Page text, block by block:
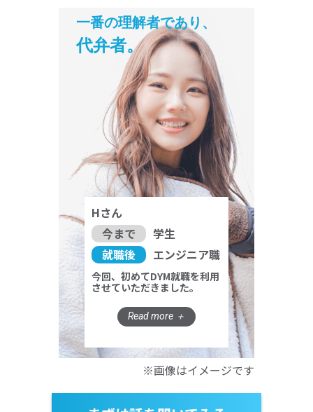
一番の理解者であり、
代弁者。
Hさん
今まで
学生
就職後
エンジニア職
今回、初めてDYM就職を利用
させていただきました。
※画像はイメージです